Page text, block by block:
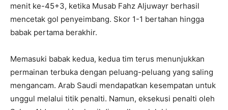
menit ke-45+3, ketika Musab Fahz Aljuwayr berhasil
mencetak gol penyeimbang. Skor 1-1 bertahan hingga
babak pertama berakhir.
Memasuki babak kedua, kedua tim terus menunjukkan
permainan terbuka dengan peluang-peluang yang saling
mengancam. Arab Saudi mendapatkan kesempatan untuk
unggul melalui titik penalti. Namun, eksekusi penalti oleh